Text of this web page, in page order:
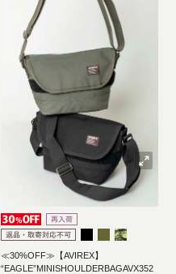
≪30%OFF≫【AVIREX】
“EAGLE”MINISHOULDERBAGAVX352